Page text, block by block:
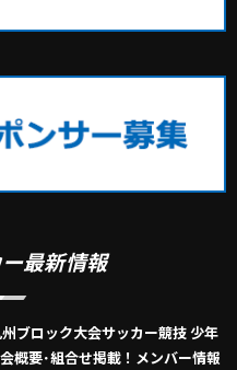
最新情報
ブロック大会サッカー競技 少年
概要･組合せ掲載！メンバー情報